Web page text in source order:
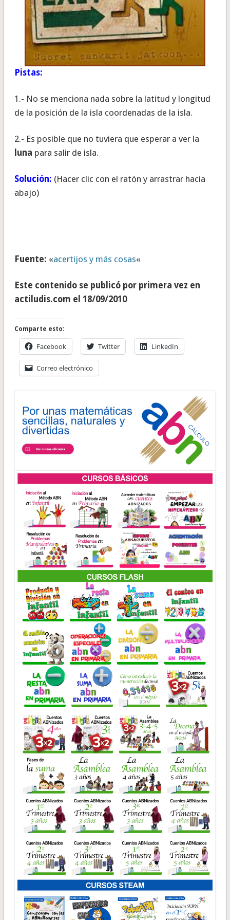
Pistas:
1.- No se menciona nada sobre la latitud y longitud
de la posición de la isla coordenadas de la isla.
2.- Es posible que no tuviera que esperar a ver la
luna para salir de isla.
Solución: (Hacer clic con el ratón y arrastrar hacia
abajo)
Fuente: «acertijos y más cosas«
Este contenido se publicó por primera vez en
actiludis.com el 18/09/2010
Comparte esto:
Facebook Twitter LinkedIn
Correo electrónico